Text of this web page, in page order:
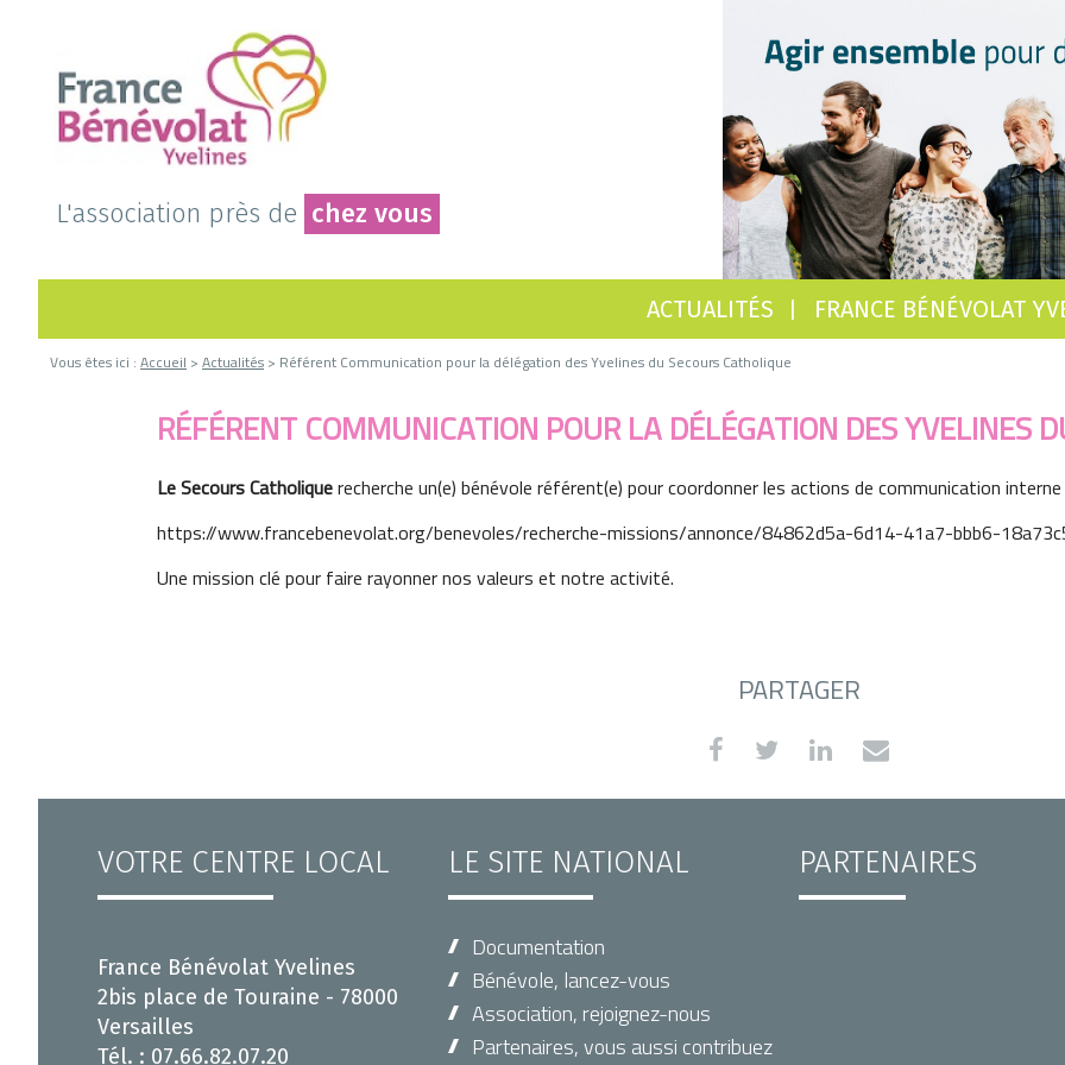
L'association près de chez vous
ACTUALITÉS FRANCE BÉNÉVOLAT
Vous êtes ici : Accueil > Actualités > Référent Communication pour la délégation des Yvelines du Secours Catholique
RÉFÉRENT COMMUNICATION POUR LA DÉLÉGATION DES YVELINES
Le Secours Catholiquerecherche un(e) bénévole référent(e) pour coordonner les actions de communication
https://www.francebenevolat.org/benevoles/recherche-missions/annonce/84862d5a-6d14-41a7-bbb6-
Une mission clé pour faire rayonner nos valeurs et notre activité.
PARTAGER
VOTRE CENTRE LOCAL
France Bénévolat Yvelines
2bis place de Touraine - 78000
Versailles
Tél. : 07.66.82.07.20
LE SITE NATIONAL
Documentation
Bénévole, lancez-vous
Association, rejoignez-nous
Partenaires, vous aussi contribuez
PARTENAIRES